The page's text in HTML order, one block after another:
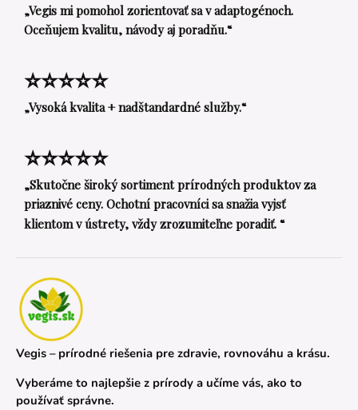
„Vegis mi pomohol zorientovať sa v adaptogénoch.
Oceňujem kvalitu, návody aj poradňu.“
⭐⭐⭐⭐⭐
„Vysoká kvalita + nadštandardné služby.“
⭐⭐⭐⭐⭐
„Skutočne široký sortiment prírodných produktov za
priaznivé ceny. Ochotní pracovníci sa snažia vyjsť
klientom v ústrety, vždy zrozumiteľne poradiť. “
Vegis – prírodné riešenia pre zdravie, rovnováhu a krásu.
Vyberáme to najlepšie z prírody a učíme vás, ako to
používať správne.